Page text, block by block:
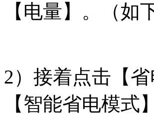
【电量】。（如
2）接着点击【
【智能省电模